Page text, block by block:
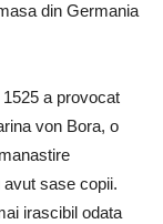
din Germania
a provocat
von Bora, o
sase copii.
irascibil odata